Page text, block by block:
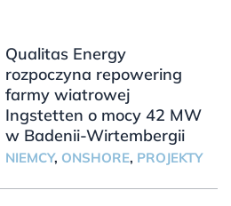
Qualitas Energy
rozpoczyna repowering
farmy wiatrowej
Ingstetten o mocy 42 MW
w Badenii-Wirtembergii
NIEMCY, ONSHORE, PROJEKTY